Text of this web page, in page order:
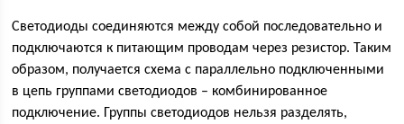
Светодиоды соединяются между собой последовательно и
подключаются к питающим проводам через резистор. Таким
образом, получается схема с параллельно подключенными
в цепь группами светодиодов – комбинированное
подключение. Группы светодиодов нельзя разделять,